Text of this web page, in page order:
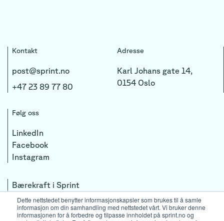
Dette nettstedet benytter informasjonskapsler som brukes til å samle
informasjon om din samhandling med nettstedet vårt. Vi bruker denne
informasjonen for å forbedre og tilpasse innholdet på sprint.no og
Kontakt
post@sprint.no
+47 23 89 77 80
Adresse
Karl Johans gate 14,
0154 Oslo
Følg oss
LinkedIn
Facebook
Instagram
Bærekraft i Sprint
Personvernerklæring
Copyright by Sprint Consulting AS 2026